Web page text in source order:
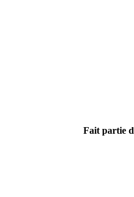
Fait partie